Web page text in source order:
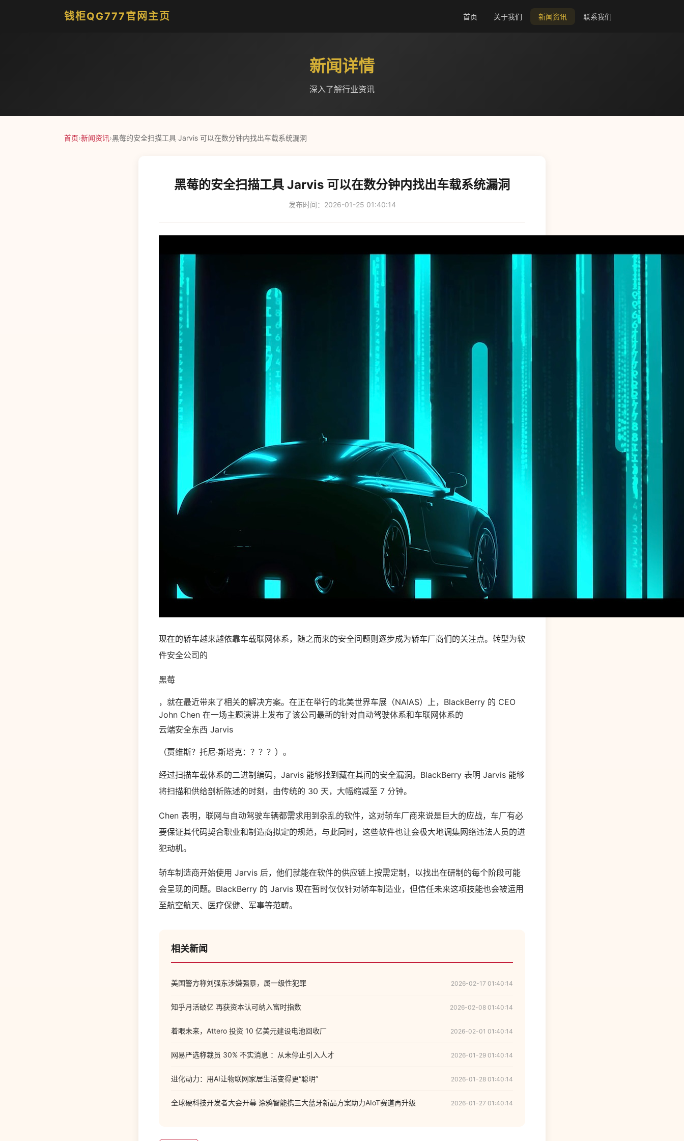
钱柜QG777官网主页 首页 关于我们 新闻资讯 联系我们
新闻详情
深入了解行业资讯
首页›新闻资讯›黑莓的安全扫描工具 Jarvis 可以在数分钟内找出车载系统漏洞
黑莓的安全扫描工具 Jarvis 可以在数分钟内找出车载系统漏洞
发布时间：2026-01-25 01:40:14
现在的轿车越来越依靠车载联网体系，随之而来的安全问题则逐步成为轿车厂商们的关注点。转型为软
件安全公司的
黑莓
，就在最近带来了相关的解决方案。在正在举行的北美世界车展（NAIAS）上，BlackBerry 的 CEO
John Chen 在一场主题演讲上发布了该公司最新的针对自动驾驶体系和车联网体系的
云端安全东西 Jarvis
（贾维斯？托尼·斯塔克：？？？）。
经过扫描车载体系的二进制编码，Jarvis 能够找到藏在其间的安全漏洞。BlackBerry 表明 Jarvis 能够
将扫描和供给剖析陈述的时刻，由传统的 30 天，大幅缩减至 7 分钟。
Chen 表明，联网与自动驾驶车辆都需求用到杂乱的软件，这对轿车厂商来说是巨大的应战，车厂有必
要保证其代码契合职业和制造商拟定的规范，与此同时，这些软件也让会极大地调集网络违法人员的进
犯动机。
轿车制造商开始使用 Jarvis 后，他们就能在软件的供应链上按需定制，以找出在研制的每个阶段可能
会呈现的问题。BlackBerry 的 Jarvis 现在暂时仅仅针对轿车制造业，但信任未来这项技能也会被运用
至航空航天、医疗保健、军事等范畴。
相关新闻
美国警方称刘强东涉嫌强暴，属一级性犯罪 2026-02-17 01:40:14
知乎月活破亿 再获资本认可纳入富时指数 2026-02-08 01:40:14
着眼未来，Attero 投资 10 亿美元建设电池回收厂 2026-02-01 01:40:14
网易严选称裁员 30% 不实消息 ：从未停止引入人才 2026-01-29 01:40:14
进化动力：用AI让物联网家居生活变得更“聪明” 2026-01-28 01:40:14
全球硬科技开发者大会开幕 涂鸦智能携三大蓝牙新品方案助力AIoT赛道再升级 2026-01-27 01:40:14